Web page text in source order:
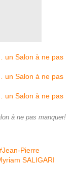
à ne pas manquer!
Pierre
SALIGARI